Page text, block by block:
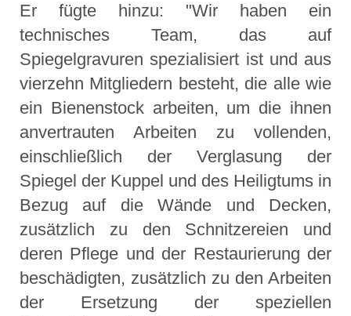
Er fügte hinzu: "Wir haben ein
technisches Team, das auf
Spiegelgravuren spezialisiert ist und aus
vierzehn Mitgliedern besteht, die alle wie
ein Bienenstock arbeiten, um die ihnen
anvertrauten Arbeiten zu vollenden,
einschließlich der Verglasung der
Spiegel der Kuppel und des Heiligtums in
Bezug auf die Wände und Decken,
zusätzlich zu den Schnitzereien und
deren Pflege und der Restaurierung der
beschädigten, zusätzlich zu den Arbeiten
der Ersetzung der speziellen